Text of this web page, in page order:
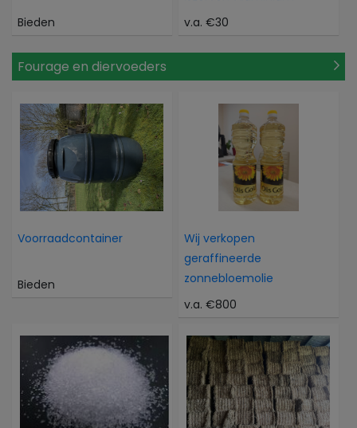
Bieden
v.a. €30
Fourage en diervoeders
Voorraadcontainer
Bieden
Wij verkopen
geraffineerde
zonnebloemolie
v.a. €800